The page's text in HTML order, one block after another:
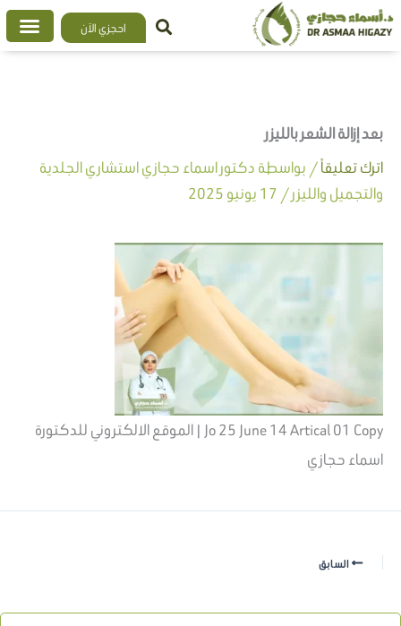
تخطي
إلى
احجزي الآن
بعد إزالة الشعر بالليزر
اترك تعليقاً/ بواسطة دكتور اسماء حجازي استشاري الجلدية
والتجميل والليزر/ 17 يونيو 2025
Jo 25 June 14 Artical 01 Copy | الموقع الالكتروني للدكتورة
اسماء حجازي
السابق